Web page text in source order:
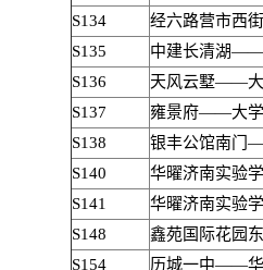
S134
经六路营市西
S135
中建长清湖——
S136
天风云墅——大
S137
雍景府——大学
S138
银丰公馆南门
S140
华曜济南实验
S141
华曜济南实验
S148
鑫苑国际花园
S154
历城一中——华